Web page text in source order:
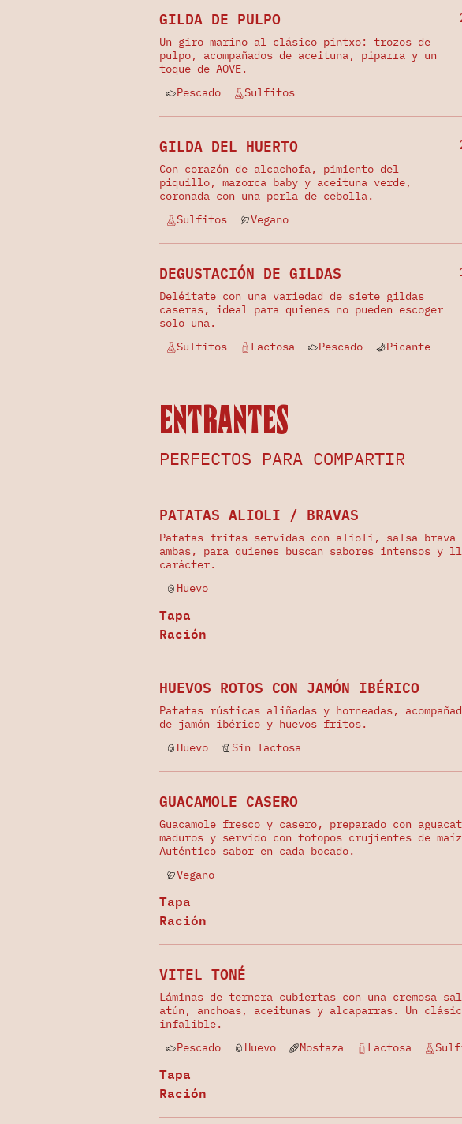
GILDA DE PULPO
Un giro marino al clásico pintxo: trozos de
pulpo, acompañados de aceituna, piparra y un
toque de AOVE.
Pescado Sulfitos
GILDA DEL HUERTO
Con corazón de alcachofa, pimiento del
piquillo, mazorca baby y aceituna verde,
coronada con una perla de cebolla.
Sulfitos Vegano
DEGUSTACIÓN DE GILDAS
Deléitate con una variedad de siete gildas
caseras, ideal para quienes no pueden escoger
solo una.
Sulfitos Lactosa Pescado Picante
Entrantes
PERFECTOS PARA COMPARTIR
PATATAS ALIOLI / BRAVAS
Patatas fritas servidas con alioli, salsa brava
ambas, para quienes buscan sabores intensos y
carácter.
Tapa
Ración
Huevo
HUEVOS ROTOS CON JAMÓN IBÉRICO
Patatas rústicas aliñadas y horneadas,
de jamón ibérico y huevos fritos.
Huevo Sin lactosa
GUACAMOLE CASERO
Guacamole fresco y casero, preparado con
maduros y servido con totopos crujientes de
Auténtico sabor en cada bocado.
Tapa
Ración
Vegano
VITEL TONÉ
Láminas de ternera cubiertas con una cremosa
atún, anchoas, aceitunas y alcaparras. Un
infalible.
Tapa
Ración
Pescado Huevo Mostaza Lactosa